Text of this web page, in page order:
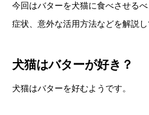
今回はバターを犬猫に食べさせる
症状、意外な活用方法などを解説し
犬猫はバターが好き？
犬猫はバターを好むようです。